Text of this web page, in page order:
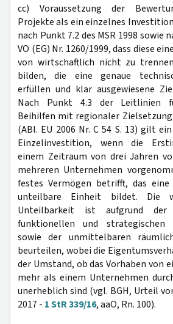
cc) Voraussetzung der
Projekte als ein einzelnes
nach Punkt 7.2 des MSR 1998 sowie
VO (EG) Nr. 1260/1999, dass diese
von wirtschaftlich nicht zu
bilden, die eine genaue
erfüllen und klar ausgewiesene
Nach Punkt 4.3 der Leitlinien
Beihilfen mit regionaler Zielsetzung
(ABl. EU 2006 Nr. C 54 S. 13) gilt
Einzelinvestition, wenn die
einem Zeitraum von drei Jahren
mehreren Unternehmen
festes Vermögen betrifft, das eine
unteilbare Einheit bildet. Die
Unteilbarkeit ist aufgrund der
funktionellen und strategischen
sowie der unmittelbaren
beurteilen, wobei die
der Umstand, ob das Vorhaben von
mehr als einem Unternehmen
unerheblich sind (vgl. BGH, Urteil
2017 - 1 StR 339/16, aaO, Rn. 100).